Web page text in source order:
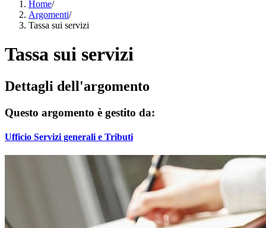
Home/
Argomenti/
Tassa sui servizi
Tassa sui servizi
Dettagli dell'argomento
Questo argomento è gestito da:
Ufficio Servizi generali e Tributi